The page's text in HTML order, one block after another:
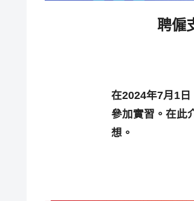
聘僱
在2024年7月1
參加實習。在此
想。